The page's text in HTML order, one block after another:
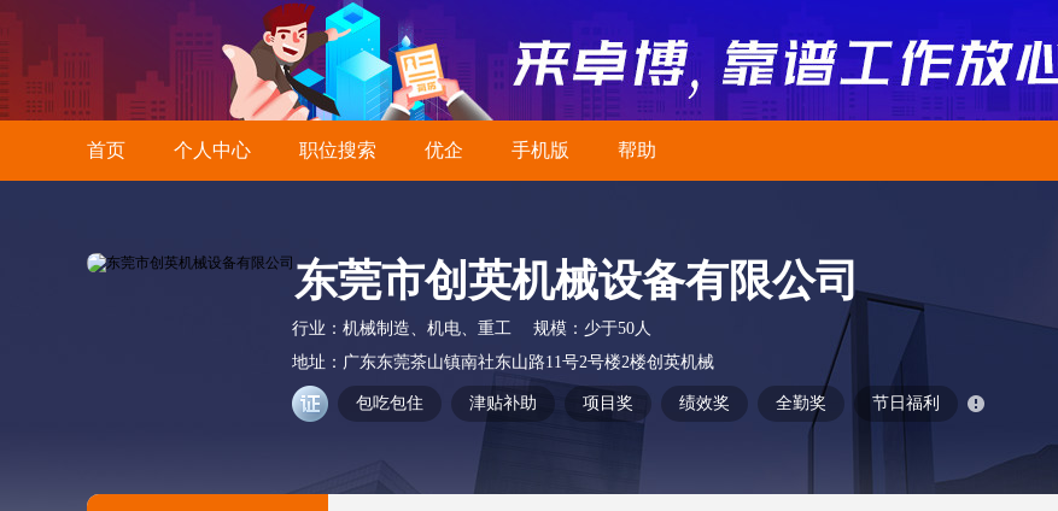
首页 个人中心 职位搜索 优企 手机版 帮助
东莞市创英机械设备有限公司
行业： 机械制造、机电、重工 规模： 少于50人
地址： 广东东莞茶山镇南社东山路11号2号楼2楼创英机械
包吃包住 津贴补助 项目奖 绩效奖 全勤奖 节日福利